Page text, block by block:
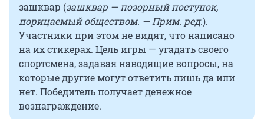
зашквар (зашквар — позорный поступок,
порицаемый обществом. — Прим. ред.).
Участники при этом не видят, что написано
на их стикерах. Цель игры — угадать своего
спортсмена, задавая наводящие вопросы, на
которые другие могут ответить лишь да или
нет. Победитель получает денежное
вознаграждение.